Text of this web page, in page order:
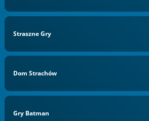
Straszne Gry
Dom Strachów
Gry Batman